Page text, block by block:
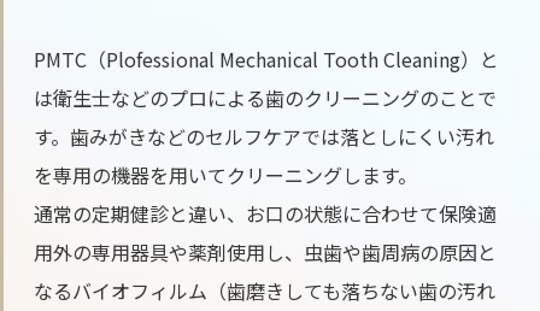
PMTC（Plofessional Mechanical Tooth Cleaning）と
は衛生士などのプロによる歯のクリーニングのことで
す。歯みがきなどのセルフケアでは落としにくい汚れ
を専用の機器を用いてクリーニングします。
通常の定期健診と違い、お口の状態に合わせて保険適
用外の専用器具や薬剤使用し、虫歯や歯周病の原因と
なるバイオフィルム（歯磨きしても落ちない歯の汚れ